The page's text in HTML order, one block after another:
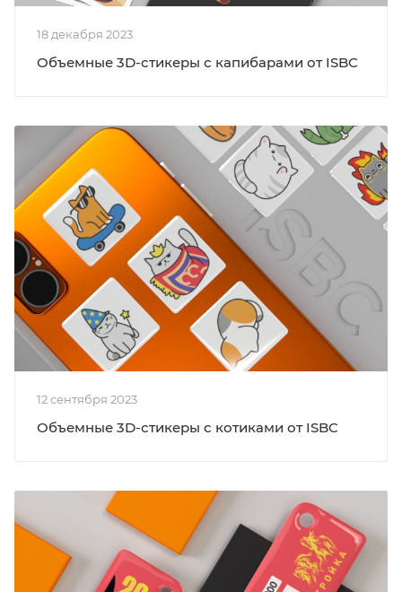
18 декабря 2023
Объемные 3D-стикеры с капибарами от ISBC
12 сентября 2023
Объемные 3D-стикеры с котиками от ISBC